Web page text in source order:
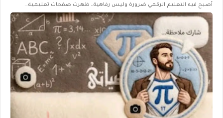
أصبح فيه التعليم الرقمي ضرورة وليس رفاهية، ظهرت صفحات تعليمية…